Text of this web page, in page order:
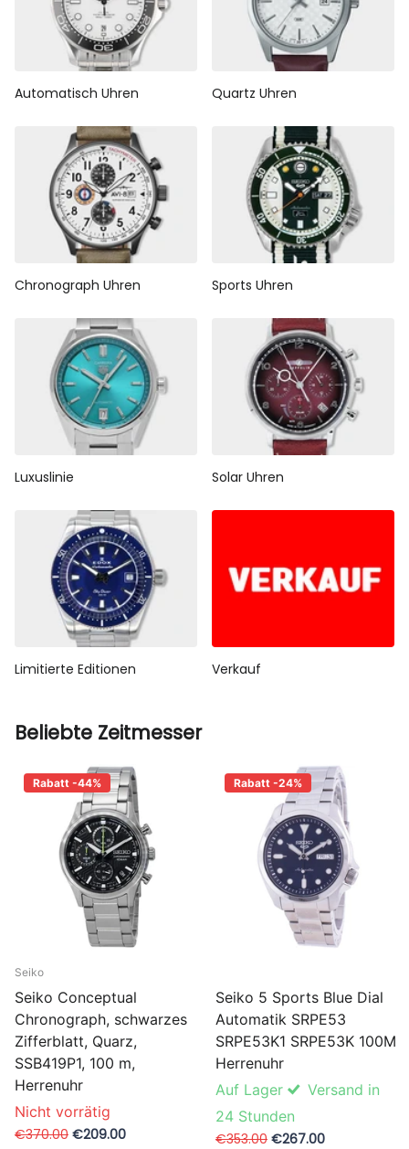
Automatisch Uhren Quartz Uhren
Chronograph Uhren Sports Uhren
Luxuslinie Solar Uhren
Limitierte Editionen Verkauf
Beliebte Zeitmesser
Rabatt -44%
Seiko
Seiko Conceptual
Chronograph, schwarzes
Zifferblatt, Quarz,
SSB419P1, 100 m,
Herrenuhr
Nicht vorrätig
€370.00 €209.00
Rabatt -24%
Seiko 5 Sports Blue Dial
Automatik SRPE53
SRPE53K1 SRPE53K 100M
Herrenuhr
Auf Lager
Versand in
24 Stunden
€353.00 €267.00